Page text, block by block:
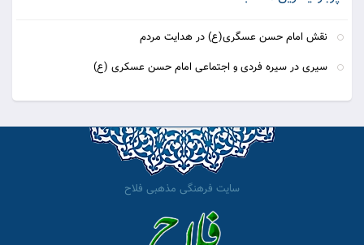
نقش امام حسن عسگری(ع) در هدایت مردم
سیری در سیره فردی و اجتماعی امام حسن عسکری (ع)
سایت فرهنگی مذهبی فلاح